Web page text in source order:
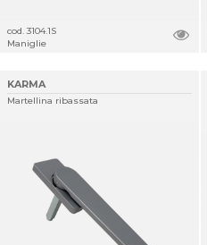
cod. 3104.1S
Maniglie
KARMA
Martellina ribassata